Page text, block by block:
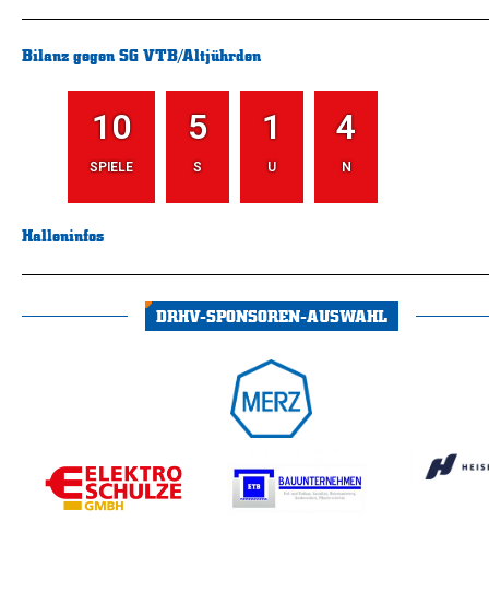
Bilanz gegen SG VTB/Altjührden
10
SPIELE
5
S
1
U
4
N
Halleninfos
DRHV-SPONSOREN-AUSWAHL